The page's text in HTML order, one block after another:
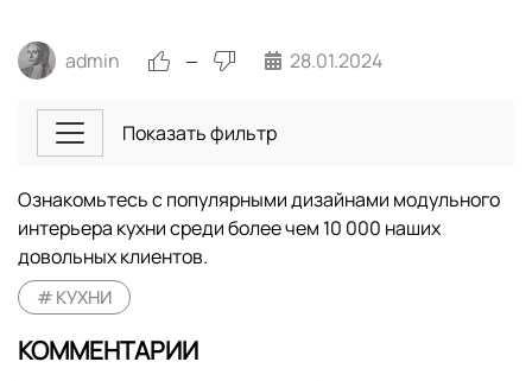
admin — 28.01.2024
Показать фильтр
Ознакомьтесь с популярными дизайнами модульного
интерьера кухни среди более чем 10 000 наших
довольных клиентов.
КУХНИ
КОММЕНТАРИИ